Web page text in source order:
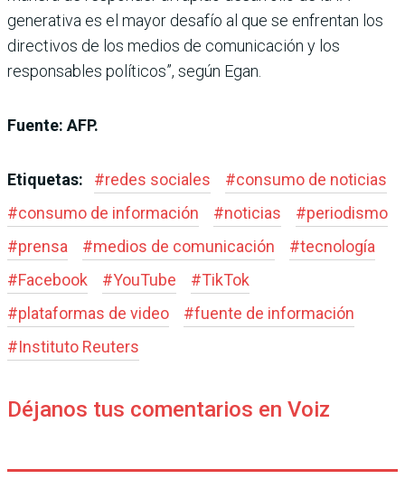
generativa es el mayor desafío al que se enfrentan los
directivos de los medios de comunicación y los
responsables políticos”, según Egan.
Fuente: AFP.
Etiquetas: #redes sociales #consumo de noticias
#consumo de información #noticias #periodismo
#prensa #medios de comunicación #tecnología
#Facebook #YouTube #TikTok
#plataformas de video #fuente de información
#Instituto Reuters
Déjanos tus comentarios en Voiz